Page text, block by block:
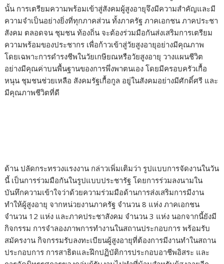
นั้น การเตรียมความพร้อมเข้าสู่สังคมผู้สูงอายุจึงมีความสำคัญและมี
ความจำเป็นอย่างยิ่งที่ทุกภาคส่วน ทั้งภาครัฐ ภาคเอกชน ภาคประชา
สังคม ตลอดจน ชุมชน ท้องถิ่น จะต้องร่วมมือกันส่งเสริมการเตรียม
ความพร้อมของประชากร เพื่อก้าวเข้าสู่วัยสูงอายุอย่างมีคุณภาพ
โดยเฉพาะการดำรงชีพในวัยเกษียณหรือวัยสูงอายุ วางแผนชีวิต
อย่างมีคุณค่าบนพื้นฐานของการพึ่งพาตนเอง โดยมีครอบครัวเกื้อ
หนุน ชุมชนช่วยเหลือ สังคมรัฐเกื้อกูล อยู่ในสังคมอย่างมีศักดิ์ศรี และ
มีคุณภาพชีวิตที่ดี
ด้าน ปลัดกระทรวงแรงงาน กล่าวเพิ่มเติมว่า รูปแบบการจัดงานในวัน
นี้ เป็นการร่วมมือกันในรูปแบบประชารัฐ โดยการร่วมลงนามใน
บันทึกความเข้าใจว่าด้วยความร่วมมือด้านการส่งเสริมการมีงาน
ทำให้ผู้สูงอายุ จากหน่วยงานภาครัฐ จำนวน 8 แห่ง ภาคเอกชน
จำนวน 12 แห่ง และภาคประชาสังคม จำนวน 3 แห่ง นอกจากนี้ยังมี
กิจกรรม การจำลองภาพการทำงานในสถานประกอบการ พร้อมรับ
สมัครงาน กิจกรรมรับลงทะเบียนผู้สูงอายุที่ต้องการมีงานทำในสถาน
ประกอบการ การสาธิตและฝึกปฏิบัติการประกอบอาชีพอิสระ และ